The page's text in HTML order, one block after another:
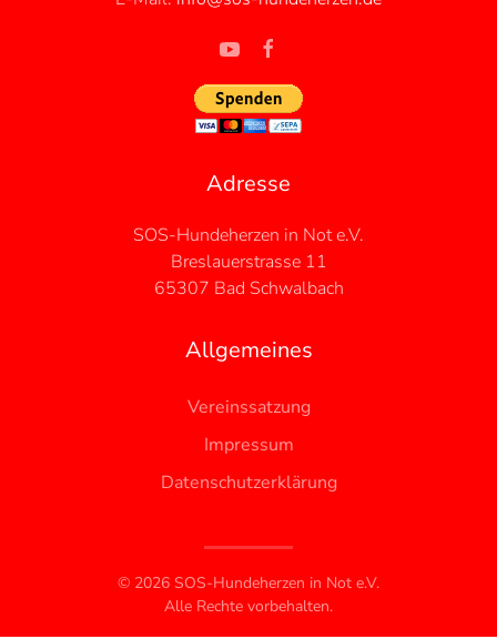
Adresse
SOS-Hundeherzen in Not e.V.
Breslauerstrasse 11
65307 Bad Schwalbach
Allgemeines
Vereinssatzung
Impressum
Datenschutzerklärung
© 2026 SOS-Hundeherzen in Not e.V.
Alle Rechte vorbehalten.